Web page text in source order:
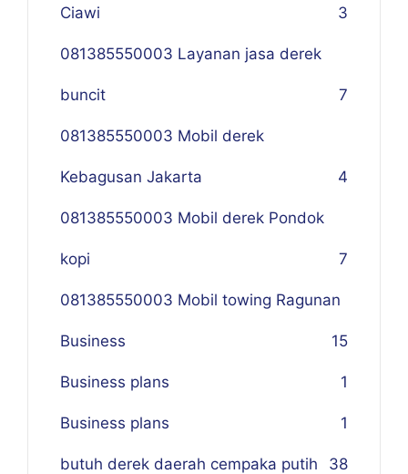
Ciawi 3
081385550003 Layanan jasa derek
buncit 7
081385550003 Mobil derek
Kebagusan Jakarta 4
081385550003 Mobil derek Pondok
kopi 7
081385550003 Mobil towing Ragunan
5
Business 1
Business plans 1
Business plans 1
butuh derek daerah cempaka putih 38